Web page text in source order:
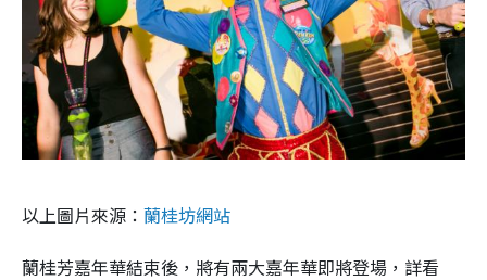
以上圖片來源： 蘭桂坊網站
蘭桂芳嘉年華結束後，將有兩大嘉年華即將登場，詳看